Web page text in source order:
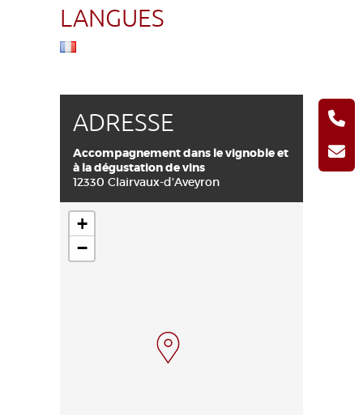
LANGUES
ADRESSE
Accompagnement dans le vignoble et
à la dégustation de vins
12330 Clairvaux-d'Aveyron
+
−